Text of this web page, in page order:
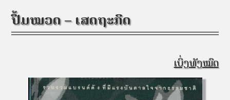
ປຶ້ມໝວດ – ເສດຖະກິດ
ເບິ່ງທັງໝົດ